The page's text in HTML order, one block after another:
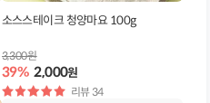
소스스테이크 청양마요 100g
39% 2,000원
3,300원
별
리뷰 34